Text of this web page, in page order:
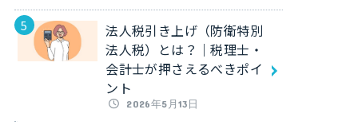
法人税引き上げ（防衛特別
法人税）とは？｜税理士・
会計士が押さえるべきポイ
ント
2026年5月13日